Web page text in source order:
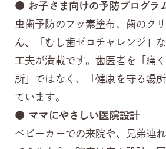
● お子さま向けの予防プログラ
虫歯予防のフッ素塗布、歯のク
ん、「むし歯ゼロチャレンジ」
工夫が満載です。歯医者を「痛
所」ではなく、「健康を守る場
ています。
● ママにやさしい医院設計
ベビーカーでの来院や、兄弟連